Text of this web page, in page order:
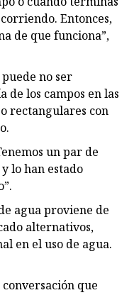
Entonces,
de que funciona”,
no ser
de los campos en las
rectangulares con
un par de
lo han estado
agua proviene de
alternativos,
en el uso de agua.
que